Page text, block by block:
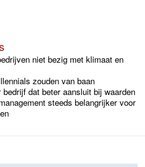
niet bezig met klimaat en
zouden van baan
dat beter aansluit bij waarden
steeds belangrijker voor